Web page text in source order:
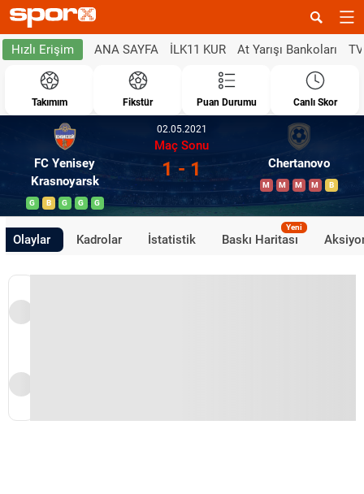
Hızlı Erişim ANA SAYFA İLK11 KUR At Yarışı Bankoları
Takımım Fikstür Puan Durumu Canlı Skor
FC Yenisey
Krasnoyarsk
G B G G G
02.05.2021
Maç Sonu
1 - 1 Chertanovo
M M M M B
Olaylar Kadrolar İstatistik Baskı Haritası
Yeni